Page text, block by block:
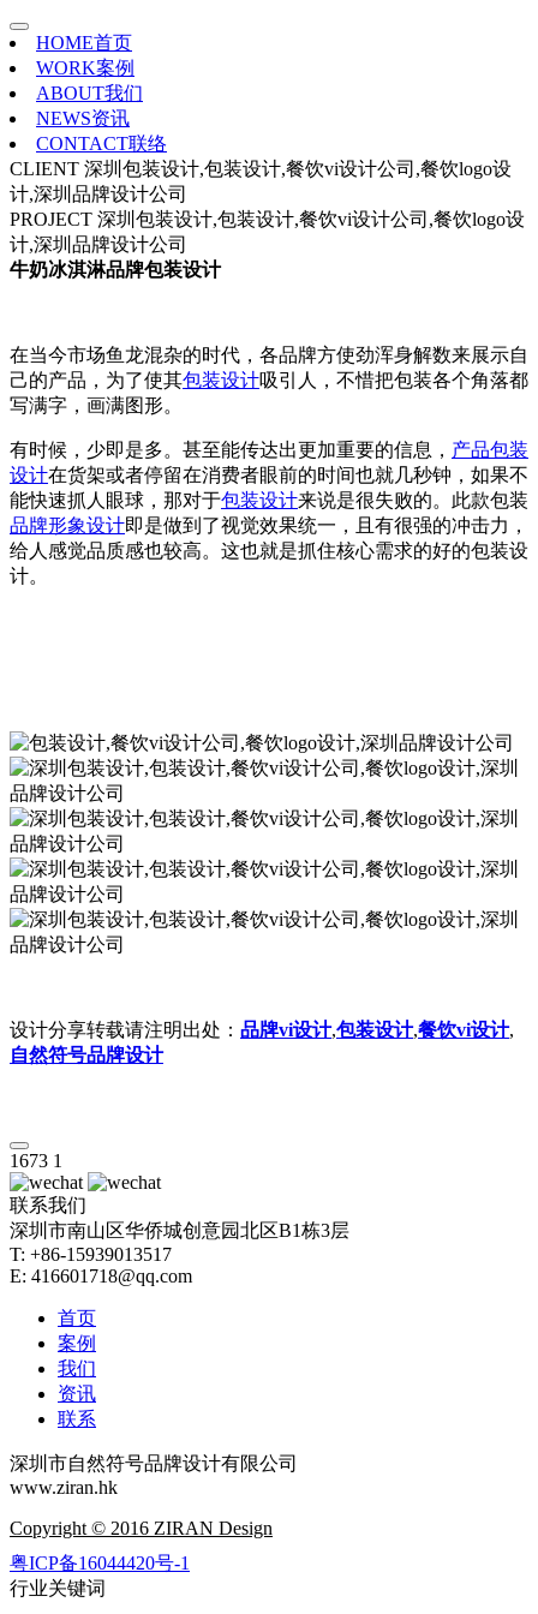
HOME首页
WORK案例
ABOUT我们
NEWS资讯
CONTACT联络
CLIENT 深圳包装设计,包装设计,餐饮vi设计公司,餐饮logo设
计,深圳品牌设计公司
PROJECT 深圳包装设计,包装设计,餐饮vi设计公司,餐饮logo设
计,深圳品牌设计公司
牛奶冰淇淋品牌包装设计
在当今市场鱼龙混杂的时代，各品牌方使劲浑身解数来展示自
己的产品，为了使其包装设计吸引人，不惜把包装各个角落都
写满字，画满图形。
有时候，少即是多。甚至能传达出更加重要的信息， 产品包装
设计在货架或者停留在消费者眼前的时间也就几秒钟，如果不
能快速抓人眼球，那对于包装设计来说是很失败的。此款包装
品牌形象设计即是做到了视觉效果统一，且有很强的冲击力，
给人感觉品质感也较高。这也就是抓住核心需求的好的包装设
计。
设计分享转载请注明出处： 品牌vi设计,包装设计,餐饮vi设计,
自然符号品牌设计
1673 1
联系我们
深圳市南山区华侨城创意园北区B1栋3层
T: +86-15939013517
E: 416601718@qq.com
首页
案例
我们
资讯
联系
深圳市自然符号品牌设计有限公司
www.ziran.hk
Copyright © 2016 ZIRAN Design
粤ICP备16044420号-1
行业关键词